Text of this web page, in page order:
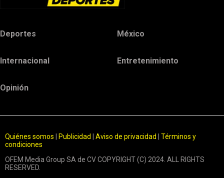
Deportes México
Internacional Entretenimiento
Opinión
Quiénes somos Publicidad Aviso de privacidad
Términos y
condiciones
OFEM Media Group SA de CV COPYRIGHT (C) 2024. ALL RIGHTS
RESERVED.